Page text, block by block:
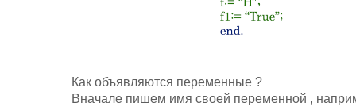
Как объявляются переменные ?
Вначале пишем имя своей переменной ,